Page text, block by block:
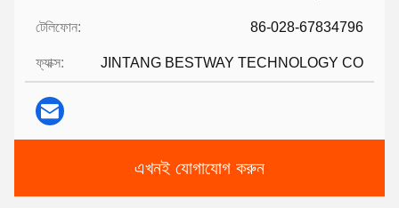
টেলিফোন: 86-028-67834796
ফ্যাক্স: JINTANG BESTWAY TECHNOLOGY CO
এখনই যোগাযোগ করুন